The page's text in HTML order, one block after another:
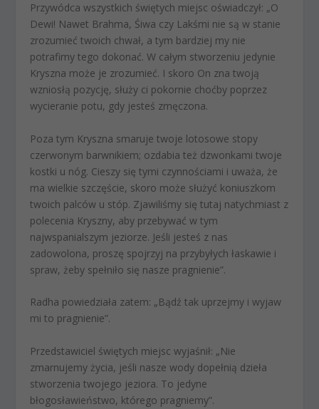
Przywódca wszystkich świętych miejsc oświadczył: „O
Dewi! Nawet Brahma, Śiwa czy Lakśmi nie są w stanie
zrozumieć twoich chwał, a tym bardziej my nie
potrafimy tego dokonać. W całym stworzeniu jedynie
Kryszna może je zrozumieć. I skoro On zna twoją
wzniosłą pozycję, służy ci pokornie choćby poprzez
wycieranie potu, gdy jesteś zmęczona.
Poza tym Kryszna smaruje twoje lotosowe stopy
czerwonym barwnikiem; ozdabia też dzwonkami twoje
kostki u nóg. Cieszy się tymi czynnościami i uważa, że
ma wielkie szczęście, skoro może służyć koniuszkom
twoich palców u stóp. Zjawiliśmy się tutaj natychmiast z
polecenia Kryszny, aby przebywać w tym
najwspanialszym jeziorze. Jeśli jesteś z nas
zadowolona, proszę spojrzyj na przybyłych łaskawie i
spraw, żeby spełniło się nasze pragnienie”.
Radha powiedziała zatem: „Bądź tak uprzejmy i wyjaw
mi to pragnienie”.
Przedstawiciel świętych miejsc wyjaśnił: „Nie
zmarnujemy życia, jeśli nasze wody dopełnią dzieła
stworzenia twojego jeziora. To jedyne
błogosławieństwo, którego pragniemy”.